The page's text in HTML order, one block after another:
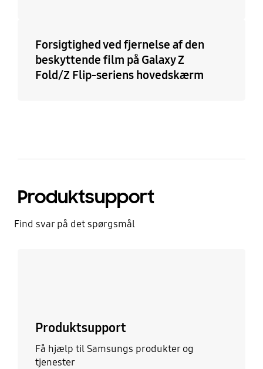
Forsigtighed ved fjernelse af den
beskyttende film på Galaxy Z
Fold/Z Flip-seriens hovedskærm
Produktsupport
Find svar på det spørgsmål
Produktsupport
Få hjælp til Samsungs produkter og
tjenester